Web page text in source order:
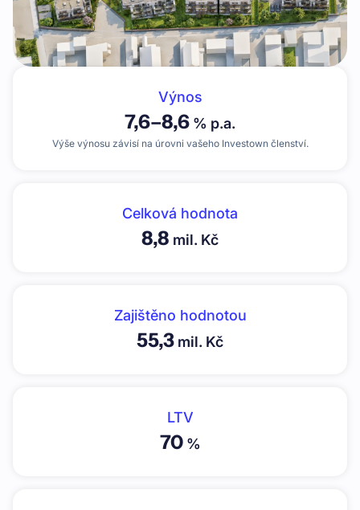
Výnos
7,6–8,6 % p.a.
Výše výnosu závisí na úrovni vašeho Investown členství.
Celková hodnota
8,8 mil. Kč
Zajištěno hodnotou
55,3 mil. Kč
LTV
70%